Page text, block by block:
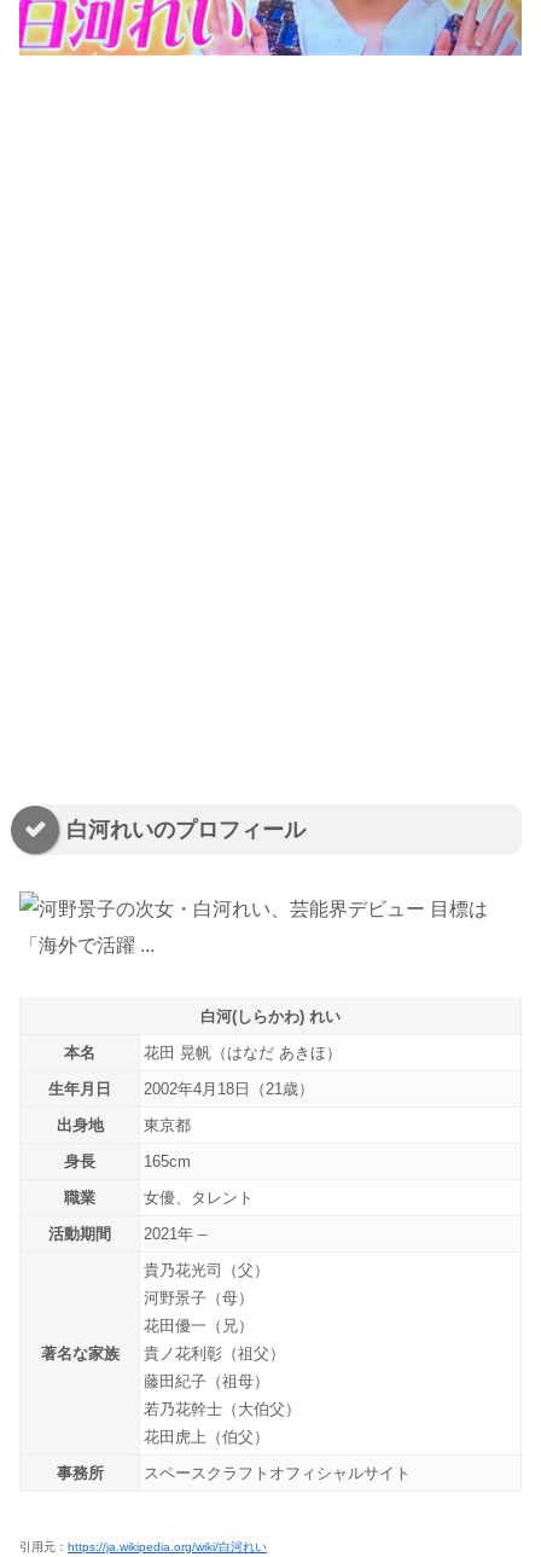
白河れいのプロフィール
白河(しらかわ) れい
本名
花田 晃帆（はなだ あきほ）
生年月日
2002年4月18日（21歳）
出身地
東京都
身長
165cm
職業
女優、タレント
活動期間
2021年 –
著名な家族
貴乃花光司（父）
河野景子（母）
花田優一（兄）
貴ノ花利彰（祖父）
藤田紀子（祖母）
若乃花幹士（大伯父）
花田虎上（伯父）
事務所
スペースクラフトオフィシャルサイト
引用元： https://ja.wikipedia.org/wiki/白河れい